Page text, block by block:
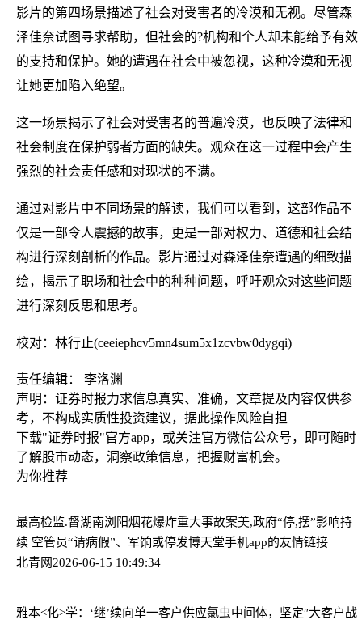
影片的第四场景描述了社会对受害者的冷漠和无视。尽管森
泽佳奈试图寻求帮助，但社会的?机构和个人却未能给予有效
的支持和保护。她的遭遇在社会中被忽视，这种冷漠和无视
让她更加陷入绝望。
这一场景揭示了社会对受害者的普遍冷漠，也反映了法律和
社会制度在保护弱者方面的缺失。观众在这一过程中会产生
强烈的社会责任感和对现状的不满。
通过对影片中不同场景的解读，我们可以看到，这部作品不
仅是一部令人震撼的故事，更是一部对权力、道德和社会结
构进行深刻剖析的作品。影片通过对森泽佳奈遭遇的细致描
绘，揭示了职场和社会中的种种问题，呼吁观众对这些问题
进行深刻反思和思考。
校对：林行止(ceeiephcv5mn4sum5x1zcvbw0dygqi)
责任编辑： 李洛渊
声明：证券时报力求信息真实、准确，文章提及内容仅供参
考，不构成实质性投资建议，据此操作风险自担
下载"证券时报"官方app，或关注官方微信公众号，即可随时
了解股市动态，洞察政策信息，把握财富机会。
为你推荐
最高检监.督湖南浏阳烟花爆炸重大事故案美,政府“停,摆”影响持
续 空管员“请病假”、军饷或停发博天堂手机app的友情链接
北青网2026-06-15 10:49:34
雅本<化>学：‘继’续向单一客户供应氯虫中间体，坚定″大客户战